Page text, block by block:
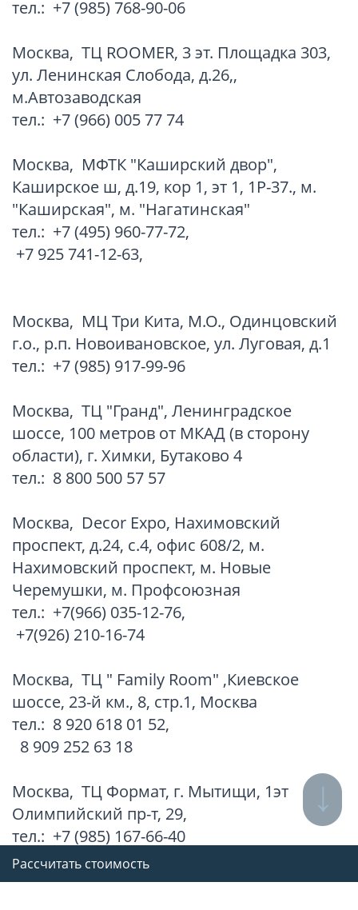
Рассчитать стоимость
тел.: +7 (985) 768-90-06
Москва, TЦ ROOMER, 3 эт. Площадка 303,
ул. Ленинская Слобода, д.26,,
м.Автозаводская
тел.: +7 (966) 005 77 74
Москва, МФТК "Каширский двор",
Каширское ш, д.19, кор 1, эт 1, 1Р-37., м.
"Каширская", м. "Нагатинская"
тел.: +7 (495) 960-77-72,
+7 925 741-12-63,
Москва, МЦ Три Кита, М.О., Одинцовский
г.о., р.п. Новоивановское, ул. Луговая, д.1
тел.: +7 (985) 917-99-96
Москва, ТЦ "Гранд", Ленинградское
шоссе, 100 метров от МКАД (в сторону
области), г. Химки, Бутаково 4
тел.: 8 800 500 57 57
Москва, Decor Expo, Нахимовский
проспект, д.24, с.4, офис 608/2, м.
Нахимовский проспект, м. Новые
Черемушки, м. Профсоюзная
тел.: +7(966) 035-12-76,
+7(926) 210-16-74
Москва, ТЦ " Family Room" ,Киевское
шоссе, 23-й км., 8, стр.1, Москва
тел.: 8 920 618 01 52,
8 909 252 63 18
Москва, ТЦ Формат, г. Мытищи, 1эт
Олимпийский пр-т, 29,
тел.: +7 (985) 167-66-40
Все адреса